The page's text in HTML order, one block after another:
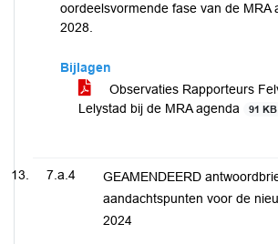
oordeelsvormende fase van de MRA
2028.
Bijlagen
Observaties Rapporteurs
Lelystad bij de MRA agenda
91 KB
7.a.4
GEAMENDEERD
aandachtspunten voor de
2024